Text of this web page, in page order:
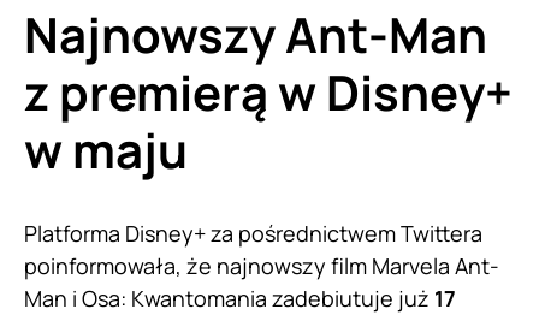
Najnowszy Ant-Man
z premierą w Disney+
w maju
Platforma Disney+ za pośrednictwem Twittera
poinformowała, że najnowszy film Marvela Ant-
Man i Osa: Kwantomania zadebiutuje już 17